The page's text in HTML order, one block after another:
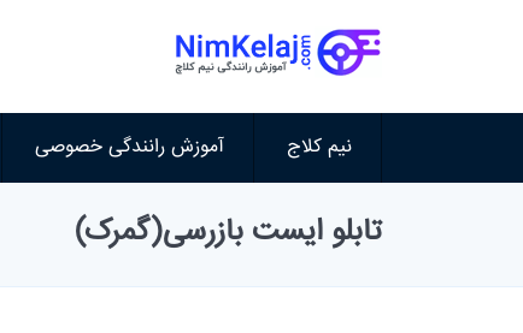
نیم کلاج آموزش رانندگی خصوصی
تابلو ایست بازرسی(گمرک)